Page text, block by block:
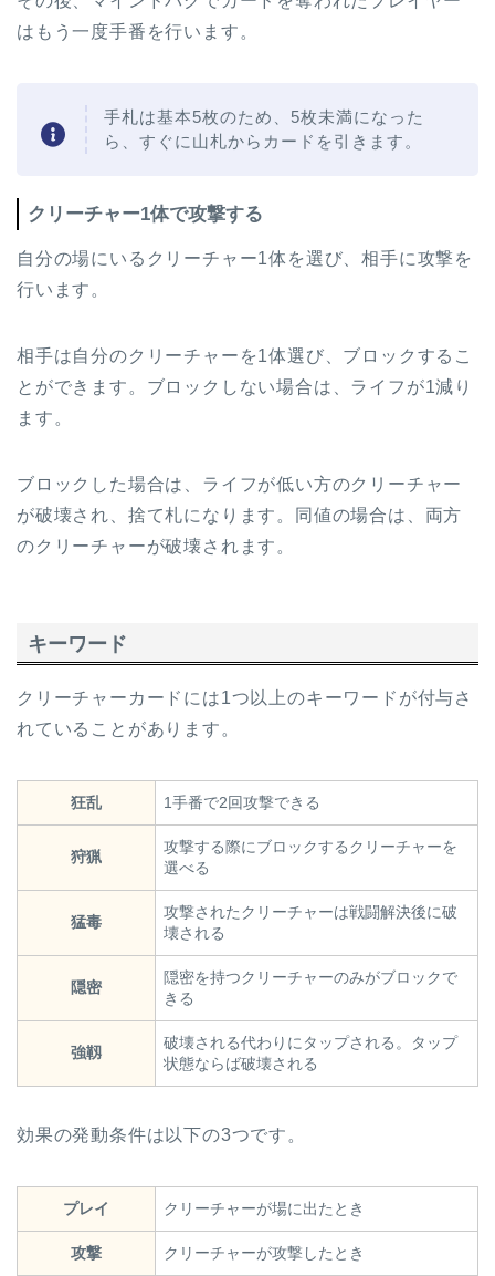
はもう一度手番を行います。
手札は基本5枚のため、5枚未満になった
ら、すぐに山札からカードを引きます。
クリーチャー1体で攻撃する
自分の場にいるクリーチャー1体を選び、相手に攻撃を
行います。
相手は自分のクリーチャーを1体選び、ブロックするこ
とができます。ブロックしない場合は、ライフが1減り
ます。
ブロックした場合は、ライフが低い方のクリーチャー
が破壊され、捨て札になります。同値の場合は、両方
のクリーチャーが破壊されます。
キーワード
クリーチャーカードには1つ以上のキーワードが付与さ
れていることがあります。
狂乱 1手番で2回攻撃できる
狩猟
攻撃する際にブロックするクリーチャーを
選べる
猛毒
攻撃されたクリーチャーは戦闘解決後に破
壊される
隠密
隠密を持つクリーチャーのみがブロックで
きる
強靱
破壊される代わりにタップされる。タップ
状態ならば破壊される
効果の発動条件は以下の3つです。
プレイ クリーチャーが場に出たとき
攻撃 クリーチャーが攻撃したとき